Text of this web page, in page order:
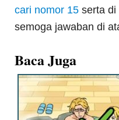
cari nomor 15 serta di
semoga jawaban di
Baca Juga